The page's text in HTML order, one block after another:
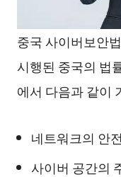
중국 사이버보안
시행된 중국의 법
에서 다음과 같이
네트워크의 안
사이버 공간의